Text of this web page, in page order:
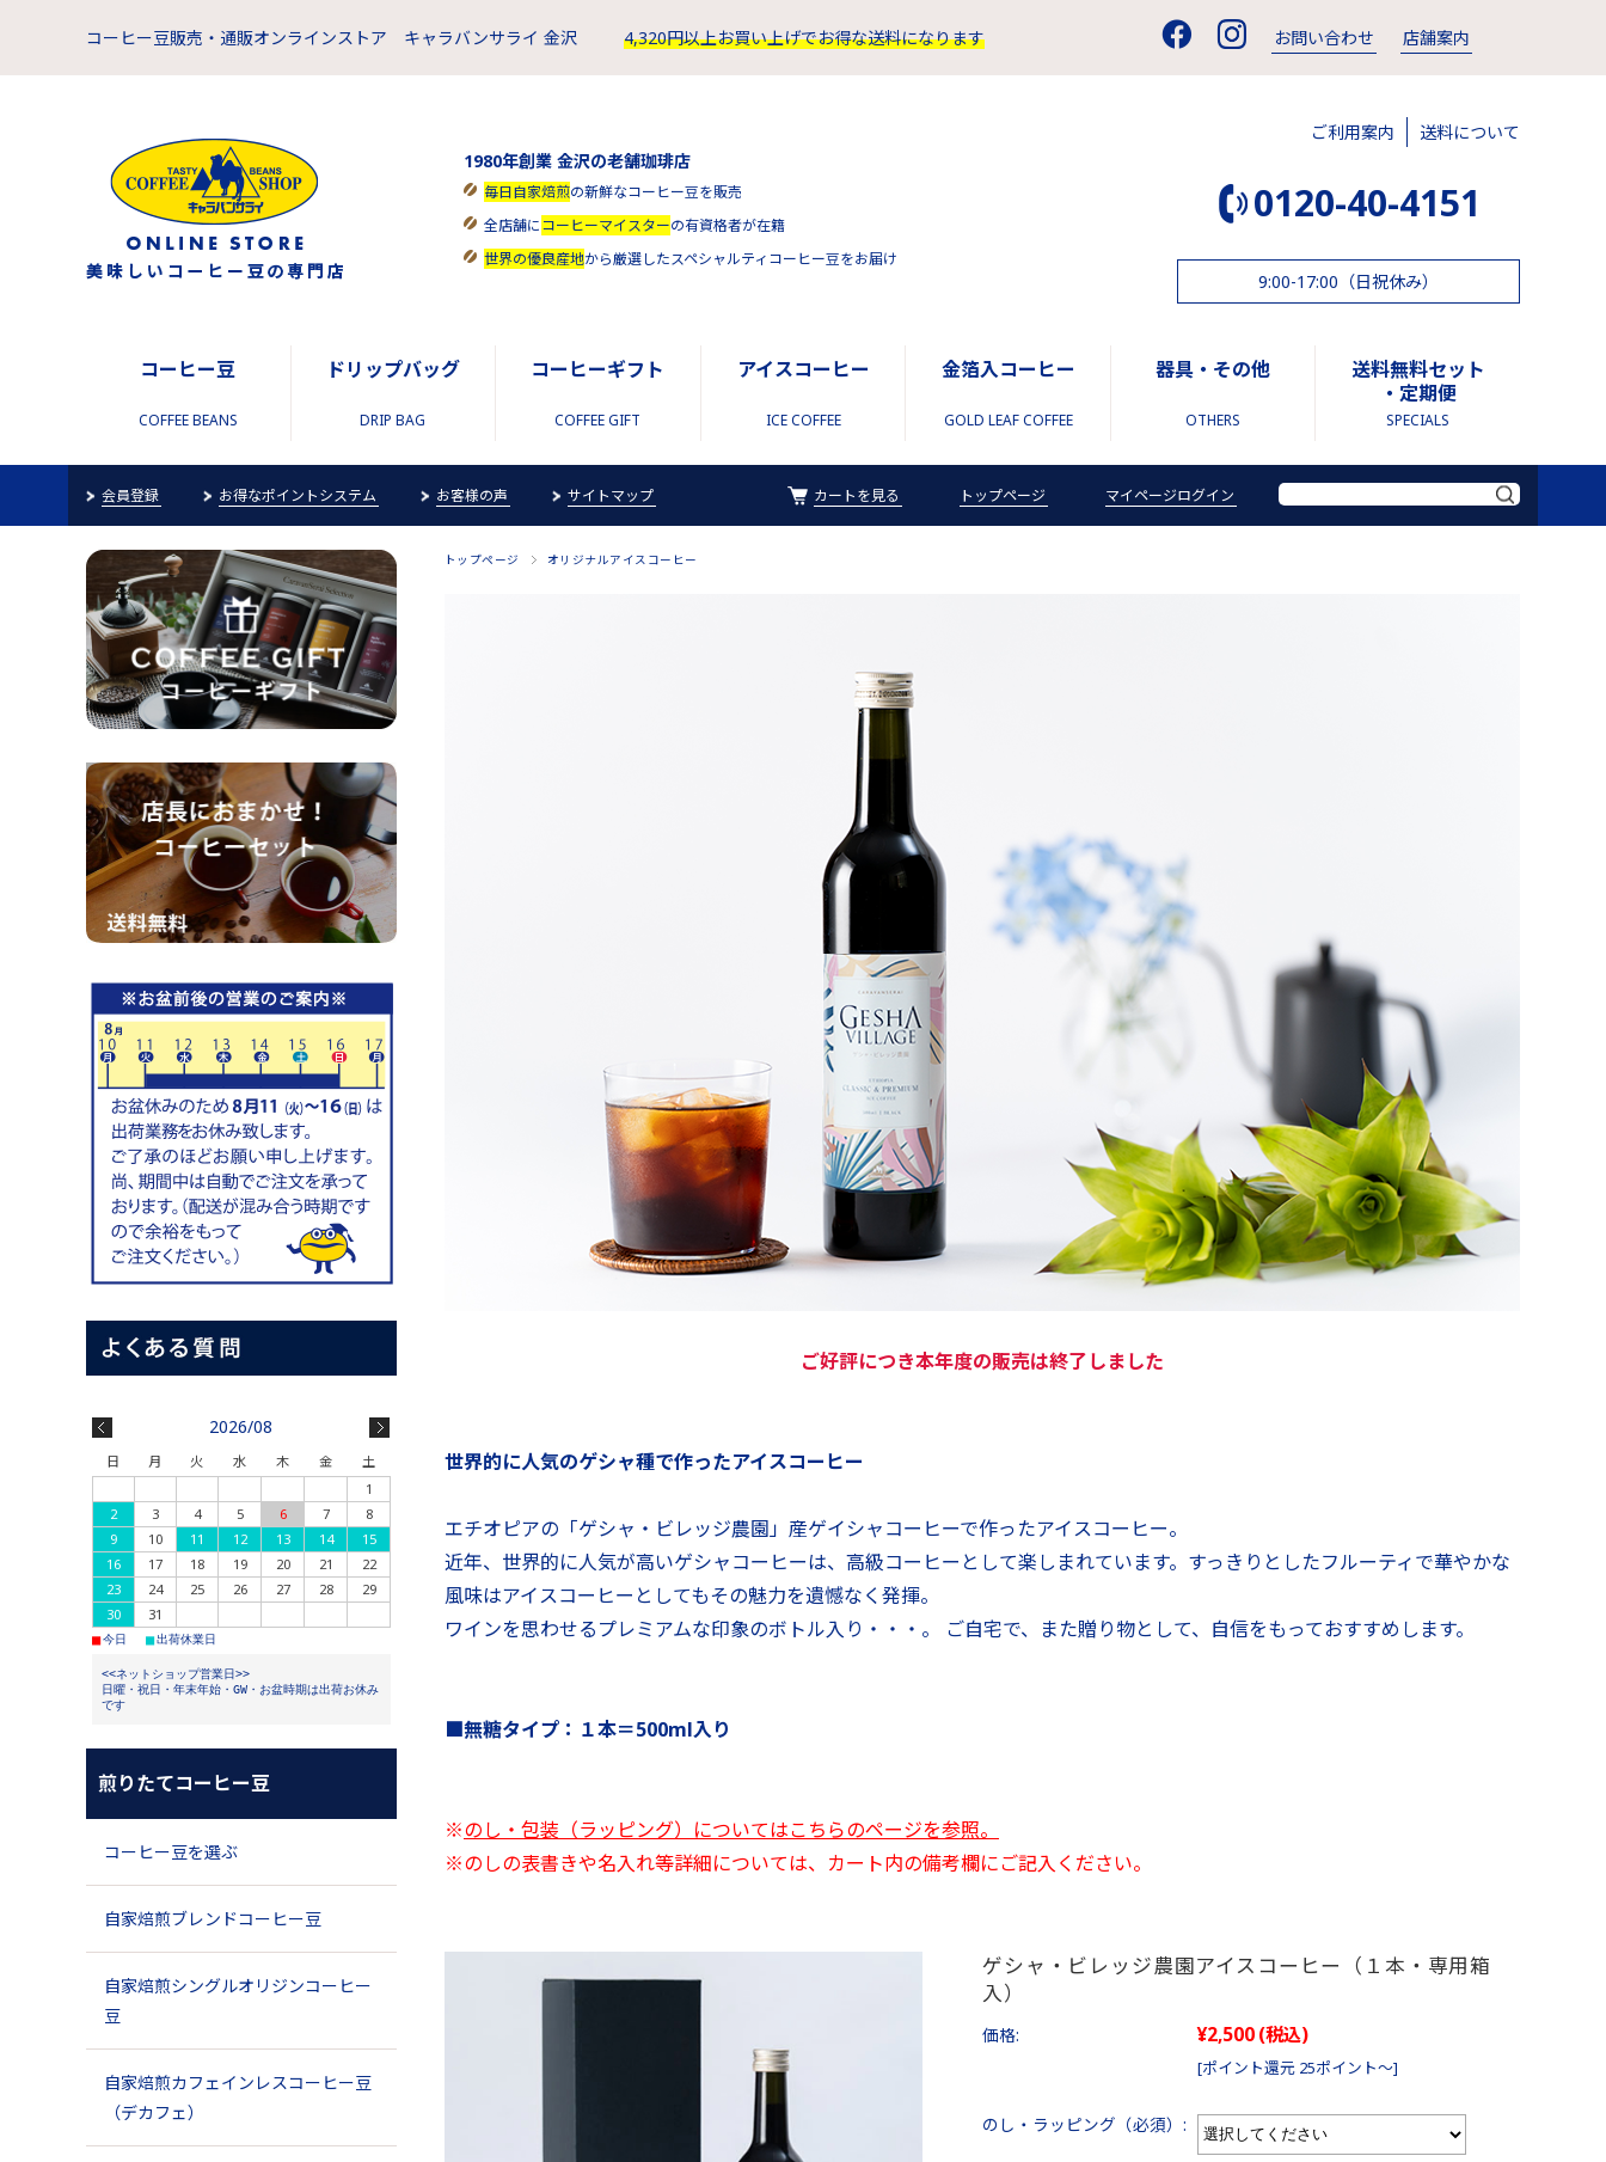
コーヒー豆販売・通販オンラインストア キャラバンサライ 金沢 4,320円以上お買い上げでお得な送料になります お問い合わせ 店舗案内
1980年創業 金沢の老舗珈琲店
毎日自家焙煎の新鮮なコーヒー豆を販売
全店舗にコーヒーマイスターの有資格者が在籍
世界の優良産地から厳選したスペシャルティコーヒー豆をお届け
ご利用案内 送料について
0120-40-4151
9:00-17:00（日祝休み）
コーヒー豆
COFFEE BEANS
ドリップバッグ
DRIP BAG
コーヒーギフト
COFFEE GIFT
アイスコーヒー
ICE COFFEE
金箔入コーヒー
GOLD LEAF COFFEE
器具・その他
OTHERS
送料無料セット
・定期便
SPECIALS
会員登録 お得なポイントシステム お客様の声 サイトマップ カートを見る トップページ マイページログイン
トップページ オリジナルアイスコーヒー
ご好評につき本年度の販売は終了しました
世界的に人気のゲシャ種で作ったアイスコーヒー
エチオピアの「ゲシャ・ビレッジ農園」産ゲイシャコーヒーで作ったアイスコーヒー。
近年、世界的に人気が高いゲシャコーヒーは、高級コーヒーとして楽しまれています。すっきりとしたフルーティで華やかな
風味はアイスコーヒーとしてもその魅力を遺憾なく発揮。
ワインを思わせるプレミアムな印象のボトル入り・・・。 ご自宅で、また贈り物として、自信をもっておすすめします。
■無糖タイプ：１本＝500ml入り
※のし・包装（ラッピング）についてはこちらのページを参照。
※のしの表書きや名入れ等詳細については、カート内の備考欄にご記入ください。
ゲシャ・ビレッジ農園アイスコーヒー（１本・専用箱
入）
価格: ¥2,500(税込)
[ポイント還元 25ポイント～]
のし・ラッピング（必須）:
2026/08
日 月 火 水 木 金
土
1
2
3 4 5 6 7
8
9
10 11 12 13 14
15
16
17 18 19 20 21
22
23
24 25 26 27 28
29
30
31
■今日 ■出荷休業日
<<ネットショップ営業日>>
日曜・祝日・年末年始・GW・お盆時期は出荷お休み
です
煎りたてコーヒー豆
コーヒー豆を選ぶ
自家焙煎ブレンドコーヒー豆
自家焙煎シングルオリジンコーヒー
豆
自家焙煎カフェインレスコーヒー豆
（デカフェ）